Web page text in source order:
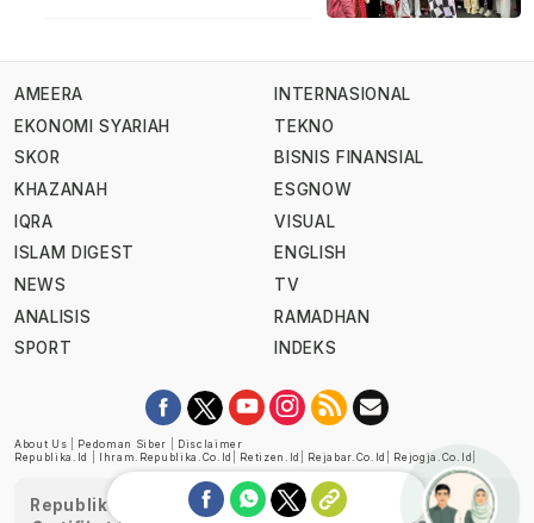
AMEERA
EKONOMI SYARIAH
SKOR
KHAZANAH
IQRA
ISLAM DIGEST
NEWS
ANALISIS
SPORT
INTERNASIONAL
TEKNO
BISNIS FINANSIAL
ESGNOW
VISUAL
ENGLISH
TV
RAMADHAN
INDEKS
About Us Pedoman Siber
Disclaimer
Republika.id
Ihram.republika.co.id Retizen.id Rejabar.co.id Rejogja.co.id
Republika telah diverifikasi oleh Dewan Pers